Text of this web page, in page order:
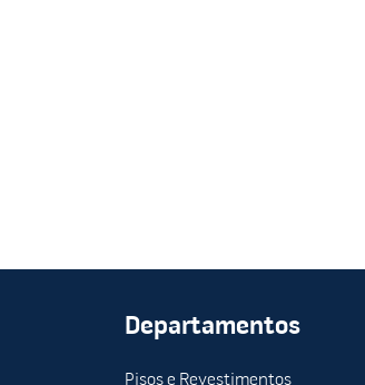
Departamentos
Pisos e Revestimentos